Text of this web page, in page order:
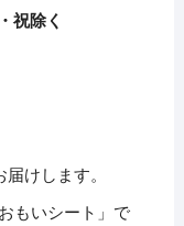
祝除く
けします。
もいシート」で